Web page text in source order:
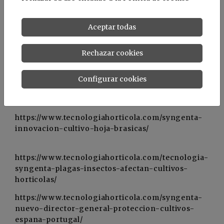
Director de la Unidad de Semillas Hortícolas de
Syngenta para el Suroeste de Europa.
https://www.tecnologiahorticola.com/syngenta-
innovacion-cultivo-hoja-brasicas/
https://www.tecnologiahorticola.com/tecnologia-
syngenta-plagas-insectos-afectan-cultivos-
horticolas/
https://www.tecnologiahorticola.com/syngenta-
nuevo-director-general-proteccion-cultivos-
espana-portugal/
Aceptar todas
Rechazar cookies
Configurar cookies